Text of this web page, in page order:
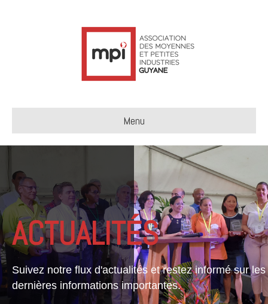
Menu
ACTUALITÉS
Suivez notre flux d'actualités et restez informé sur les
dernières informations importantes.